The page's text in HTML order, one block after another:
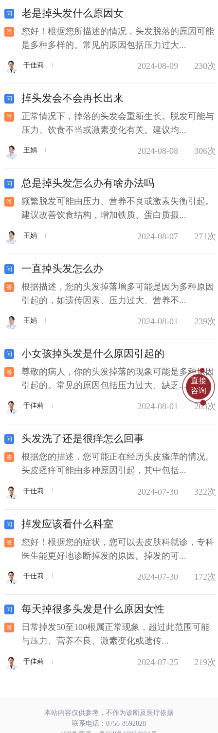
老是掉头发什么原因女
您好！根据您所描述的情况，头发脱落的原因可能
是多种多样的。常见的原因包括压力过大...
于佳莉 2024-08-09 230次
掉头发会不会再长出来
正常情况下，掉落的头发会重新生长。脱发可能与
压力、饮食不当或激素变化有关。建议均...
王娟 2024-08-08 306次
总是掉头发怎么办有啥办法吗
频繁脱发可能由压力、营养不良或激素失衡引起。
建议改善饮食结构，增加铁质、蛋白质摄...
王娟 2024-08-07 271次
一直掉头发怎么办
根据描述，您的头发掉落增多可能是因为多种原因
引起的，如遗传因素、压力过大、营养不...
王娟 2024-08-01 239次
小女孩掉头发是什么原因引起的
尊敬的病人，你的头发掉落的现象可能是多种原因
引起的。常见的原因包括压力过大、缺乏...
于佳莉 2024-08-01 263次
头发洗了还是很痒怎么回事
根据您的描述，您可能正在经历头皮瘙痒的情况。
头皮瘙痒可能由多种原因引起，其中包括...
于佳莉 2024-07-30 322次
掉发应该看什么科室
您好！根据您的症状，您可以去皮肤科就诊，专科
医生能更好地诊断掉发的原因。掉发的可...
于佳莉 2024-07-30 172次
每天掉很多头发是什么原因女性
日常掉发50至100根属正常现象，超过此范围可能
与压力、营养不良、激素变化或遗传...
于佳莉 2024-07-25 219次
本站内容仅供参考，不作为诊断及医疗依据
联系电话： 0756-8592828
直接
咨询